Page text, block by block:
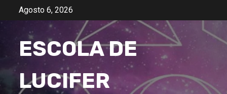
Avançar
conteúdo
Agosto 6, 2026
ESCOLA DE
LUCIFER